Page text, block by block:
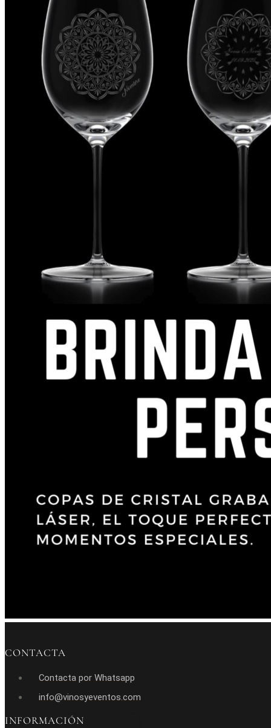
CONTACTA
Contacta por Whatsapp
info@vinosyeventos.com
INFORMACIÓN